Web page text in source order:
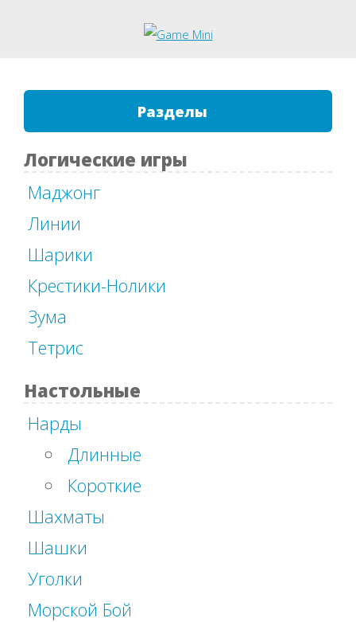
Разделы
Логические игры
Маджонг
Линии
Шарики
Крестики-Нолики
Зума
Тетрис
Настольные
Нарды
Длинные
Короткие
Шахматы
Шашки
Уголки
Морской Бой